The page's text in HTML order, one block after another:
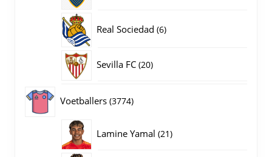
Real Sociedad 66
Sevilla FC 2020
Voetballers 37743774
Lamine Yamal 2121